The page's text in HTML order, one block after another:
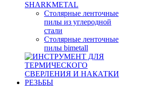
SHARKMETAL
Столярные ленточные
пилы из углеродной
стали
Столярные ленточные
пилы bimetall